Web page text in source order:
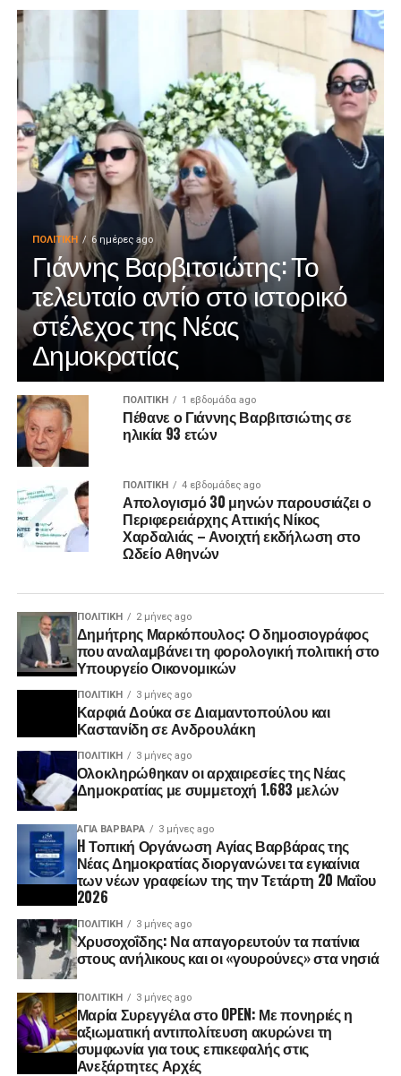
ΠΟΛΙΤΙΚΉ 6 ημέρες ago
Γιάννης Βαρβιτσιώτης: Το
τελευταίο αντίο στο ιστορικό
στέλεχος της Νέας
Δημοκρατίας
ΠΟΛΙΤΙΚΉ 1 εβδομάδα ago
Πέθανε ο Γιάννης Βαρβιτσιώτης σε
ηλικία 93 ετών
ΠΟΛΙΤΙΚΉ 4 εβδομάδες ago
Απολογισμό 30 μηνών παρουσιάζει ο
Περιφερειάρχης Αττικής Νίκος
Χαρδαλιάς – Ανοιχτή εκδήλωση στο
Ωδείο Αθηνών
ΠΟΛΙΤΙΚΉ 2 μήνες ago
Δημήτρης Μαρκόπουλος: Ο δημοσιογράφος
που αναλαμβάνει τη φορολογική πολιτική στο
Υπουργείο Οικονομικών
ΠΟΛΙΤΙΚΉ 3 μήνες ago
Καρφιά Δούκα σε Διαμαντοπούλου και
Καστανίδη σε Ανδρουλάκη
ΠΟΛΙΤΙΚΉ 3 μήνες ago
Ολοκληρώθηκαν οι αρχαιρεσίες της Νέας
Δημοκρατίας με συμμετοχή 1.683 μελών
ΑΓΙΑ ΒΑΡΒΑΡΑ 3 μήνες ago
H Τοπική Οργάνωση Αγίας Βαρβάρας της
Νέας Δημοκρατίας διοργανώνει τα εγκαίνια
των νέων γραφείων της την Τετάρτη 20 Μαΐου
2026
ΠΟΛΙΤΙΚΉ 3 μήνες ago
Χρυσοχοΐδης: Να απαγορευτούν τα πατίνια
στους ανήλικους και οι «γουρούνες» στα νησιά
ΠΟΛΙΤΙΚΉ 3 μήνες ago
Μαρία Συρεγγέλα στο OPEN: Με πονηριές η
αξιωματική αντιπολίτευση ακυρώνει τη
συμφωνία για τους επικεφαλής στις
Ανεξάρτητες Αρχές